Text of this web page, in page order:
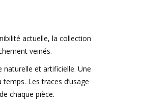
actuelle, la collection
veinés.
et artificielle. Une
Les traces d’usage
chaque pièce.